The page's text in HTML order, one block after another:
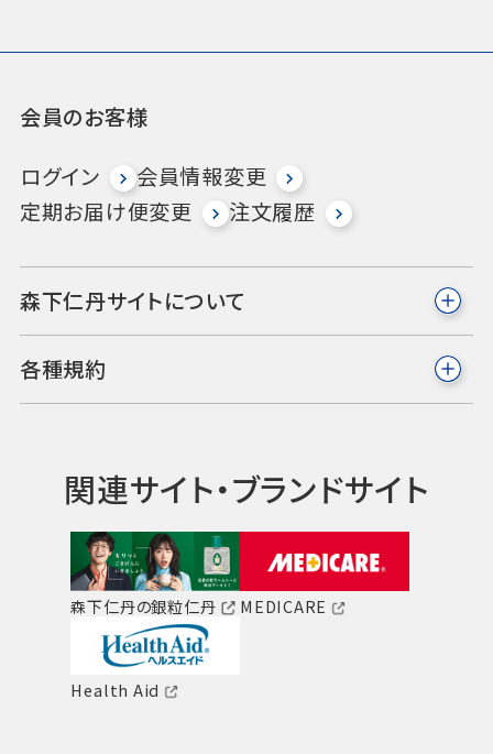
会員のお客様
ログイン
会員情報変更
定期お届け便変更
注文履歴
森下仁丹サイトについて
各種規約
関連サイト・ブランドサイト
森下仁丹の銀粒仁丹 MEDICARE
Health Aid